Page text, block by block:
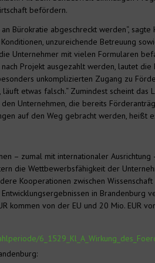
befördern.
Bürokratie abgeschreckt werden“,
unzureichende Betreuung
Unternehmer mit vielen Formularen
Projekt ausgezahlt werden, lautet die
unkomplizierten Zugang zu
etwas falsch.“ Zumindest scheint
Unternehmen, die bereits
auf den Weg gebracht werden, heißt
– zumal mit internationaler
die Wettbewerbsfähigkeit der
Kooperationen zwischen
in Brandenburg
kommen von der EU und 20 Mio. EUR